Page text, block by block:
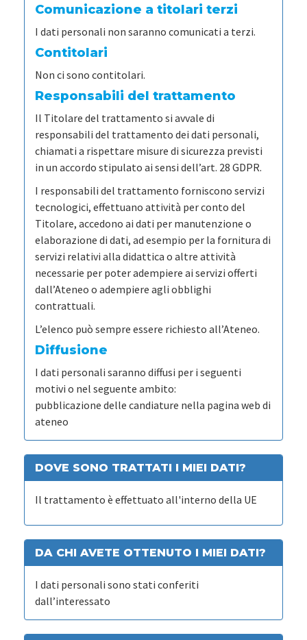
Comunicazione a titolari terzi
I dati personali non saranno comunicati a terzi.
Contitolari
Non ci sono contitolari.
Responsabili del trattamento
Il Titolare del trattamento si avvale di
responsabili del trattamento dei dati personali,
chiamati a rispettare misure di sicurezza previsti
in un accordo stipulato ai sensi dell’art. 28 GDPR.
I responsabili del trattamento forniscono servizi
tecnologici, effettuano attività per conto del
Titolare, accedono ai dati per manutenzione o
elaborazione di dati, ad esempio per la fornitura di
servizi relativi alla didattica o altre attività
necessarie per poter adempiere ai servizi offerti
dall’Ateneo o adempiere agli obblighi
contrattuali.
L’elenco può sempre essere richiesto all’Ateneo.
Diffusione
I dati personali saranno diffusi per i seguenti
motivi o nel seguente ambito:
pubblicazione delle candiature nella pagina web di
ateneo
DOVE SONO TRATTATI I MIEI DATI?
Il trattamento è effettuato all'interno della UE
DA CHI AVETE OTTENUTO I MIEI DATI?
I dati personali sono stati conferiti
dall’interessato